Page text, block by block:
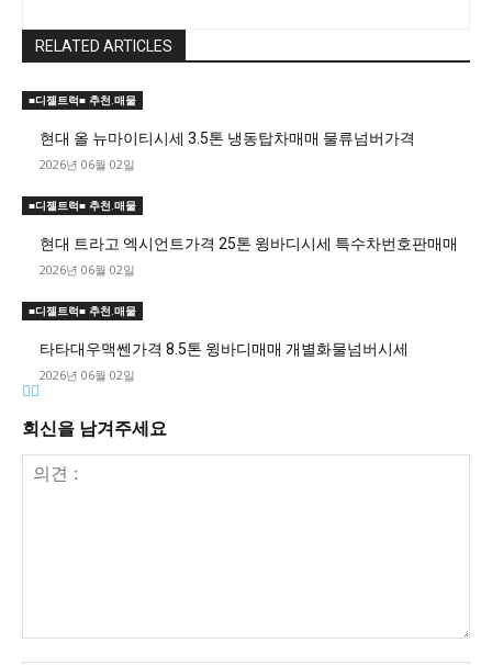
RELATED ARTICLES
■디젤트럭■ 추천.매물
현대 올 뉴마이티시세 3.5톤 냉동탑차매매 물류넘버가격
2026년 06월 02일
■디젤트럭■ 추천.매물
현대 트라고 엑시언트가격 25톤 윙바디시세 특수차번호판매매
2026년 06월 02일
■디젤트럭■ 추천.매물
타타대우맥쎈가격 8.5톤 윙바디매매 개별화물넘버시세
2026년 06월 02일
회신을 남겨주세요